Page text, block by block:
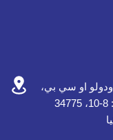
او سي بي،